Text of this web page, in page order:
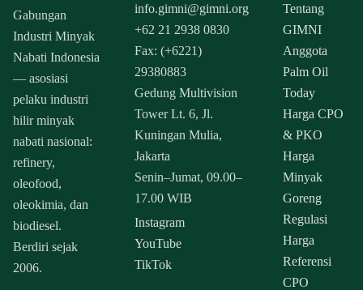
Gabungan
Industri Minyak
Nabati Indonesia
— asosiasi
pelaku industri
hilir minyak
nabati nasional:
refinery,
oleofood,
oleokimia, dan
biodiesel.
Berdiri sejak
2006.
info.gimni@gimni.org
+62 21 2938 0830
Fax: (+6221)
29380883
Gedung Multivision
Tower Lt. 6, Jl.
Kuningan Mulia,
Jakarta
Senin–Jumat, 09.00–
17.00 WIB
Instagram
YouTube
TikTok
Tentang
GIMNI
Anggota
Palm Oil
Today
Harga CPO
& PKO
Harga
Minyak
Goreng
Regulasi
Harga
Referensi
CPO